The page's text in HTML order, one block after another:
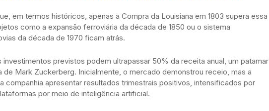
em termos históricos, apenas a Compra da Louisiana em 1803 supera essa
como a expansão ferroviária da década de 1850 ou o sistema
da década de 1970 ficam atrás.
previstos podem ultrapassar 50% da receita anual, um patamar
de Mark Zuckerberg. Inicialmente, o mercado demonstrou receio, mas a
companhia apresentar resultados trimestrais positivos, intensificados por
por meio de inteligência artificial.